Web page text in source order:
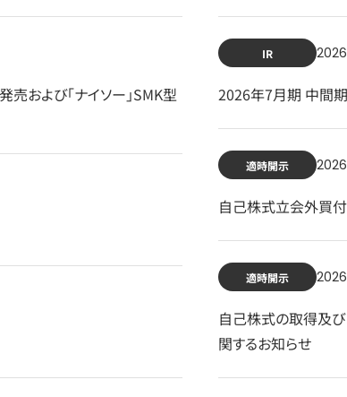
売および「ナイソー」SMK型
IR
2026年7月期 中間
適時開示
自己株式立会外買
適時開示
自己株式の取得及
関するお知らせ